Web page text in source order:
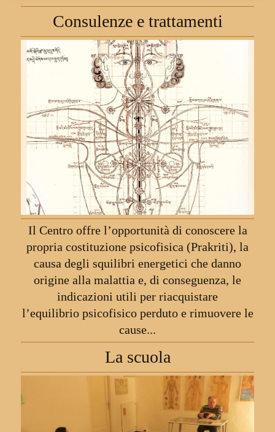
Consulenze e trattamenti
Il Centro offre l’opportunità di conoscere la
propria costituzione psicofisica (Prakriti), la
causa degli squilibri energetici che danno
origine alla malattia e, di conseguenza, le
indicazioni utili per riacquistare
l’equilibrio psicofisico perduto e rimuovere le
cause...
La scuola